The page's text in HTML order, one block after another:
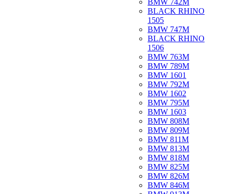
BMW 742M
BLACK RHINO
1505
BMW 747M
BLACK RHINO
1506
BMW 763M
BMW 789M
BMW 1601
BMW 792M
BMW 1602
BMW 795M
BMW 1603
BMW 808M
BMW 809M
BMW 811M
BMW 813M
BMW 818M
BMW 825M
BMW 826M
BMW 846M